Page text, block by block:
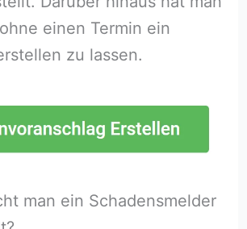
einen Termin ein
zu lassen.
man ein Schadensmelder